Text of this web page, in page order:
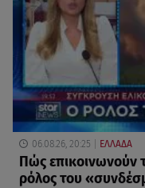
06.08.26, 20:25 ΕΛΛΑΔΑ
Πώς επικοινωνούν
ρόλος του